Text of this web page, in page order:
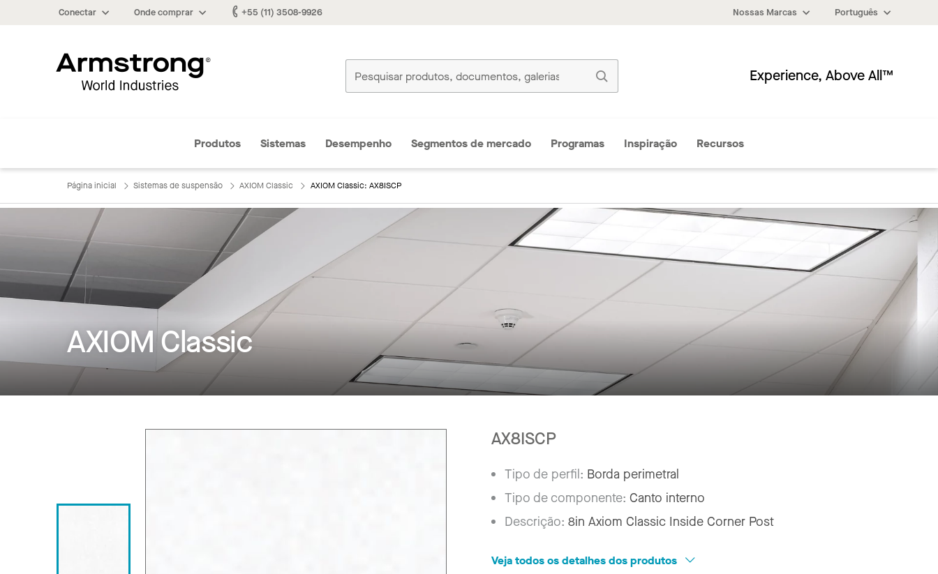
Conectar Onde comprar +55 (11) 3508-9926 Nossas Marcas Português
Experience, Above All™
Produtos Sistemas Desempenho Segmentos de mercado Programas Inspiração Recursos
Página inicial Sistemas de suspensão AXIOM Classic AXIOM Classic: AX8ISCP
AXIOM Classic
AX8ISCP
Tipo de perfil: Borda perimetral
Tipo de componente:Canto interno
Descrição:8in Axiom Classic Inside Corner Post
Veja todos os detalhes dos produtos